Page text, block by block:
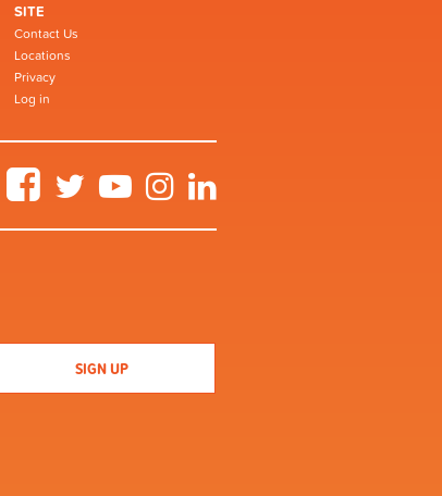
SITE
Contact Us
Locations
Privacy
Log in
FacebookTwitter YouTubeInstagram